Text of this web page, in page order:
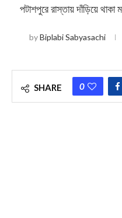
পটাশপুরে রাস্তায় দাঁড়িয়ে
byBiplabi Sabyasachi
SHARE 0